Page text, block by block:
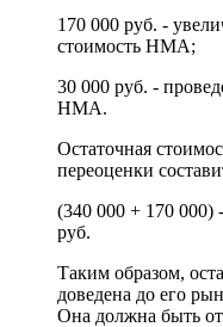
170 000 руб. -
стоимость НМА;
30 000 руб. -
НМА.
Остаточная
переоценки
(340 000 + 170 000)
руб.
Таким образом,
доведена до его
Она должна быть